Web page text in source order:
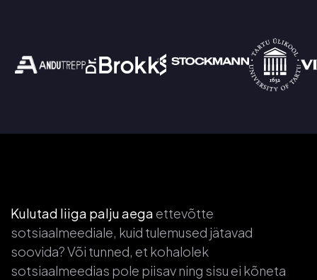
Kulutad liiga palju aega ettevõtte
sotsiaalmeediale, kuid tulemused jätavad
soovida? Või tunned, et kohalolek
sotsiaalmeedias pole piisav ning sisu ei kõneta